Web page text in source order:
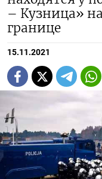
– Кузница»
границе
15.11.2021